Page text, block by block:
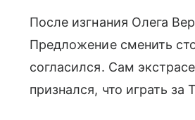
После изгнания Олега
Предложение сменить
согласился. Сам
признался, что играть